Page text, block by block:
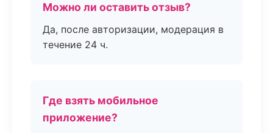
Можно ли оставить отзыв?
Да, после авторизации, модерация в
течение 24 ч.
Где взять мобильное
приложение?